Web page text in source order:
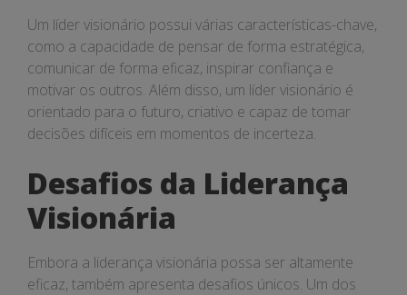
Um líder visionário possui várias características-chave,
como a capacidade de pensar de forma estratégica,
comunicar de forma eficaz, inspirar confiança e
motivar os outros. Além disso, um líder visionário é
orientado para o futuro, criativo e capaz de tomar
decisões difíceis em momentos de incerteza.
Desafios da Liderança
Visionária
Embora a liderança visionária possa ser altamente
eficaz, também apresenta desafios únicos. Um dos